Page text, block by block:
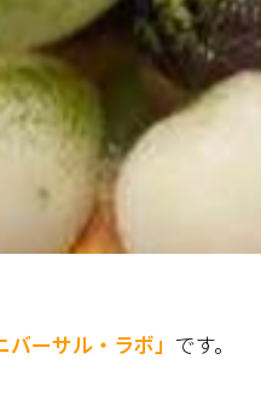
ーサル・ラボ」 です。